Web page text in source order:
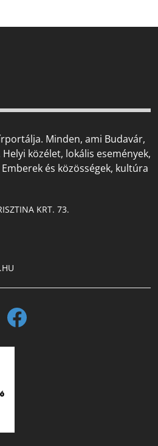
Minden, ami Budavár,
közélet, lokális események,
és közösségek, kultúra
KRT. 73.